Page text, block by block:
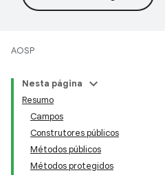
AOSP
Nesta página
Resumo
Campos
Construtores públicos
Métodos públicos
Métodos protegidos